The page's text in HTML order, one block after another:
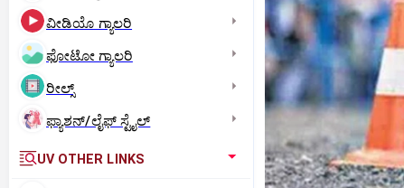
ವೀಡಿಯೊ ಗ್ಯಾಲರಿ
ಫೋಟೋ ಗ್ಯಾಲರಿ
ರೀಲ್ಸ್
ಫ್ಯಾಶನ್/ಲೈಫ್‌ ಸ್ಟೈಲ್
UV OTHER LINKS